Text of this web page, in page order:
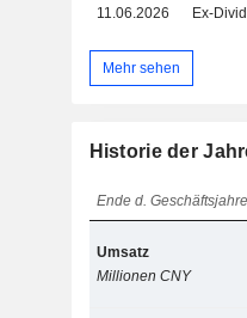
11.06.2026 Ex-
Mehr sehen
Historie der
Ende d.
Umsatz
Millionen CNY